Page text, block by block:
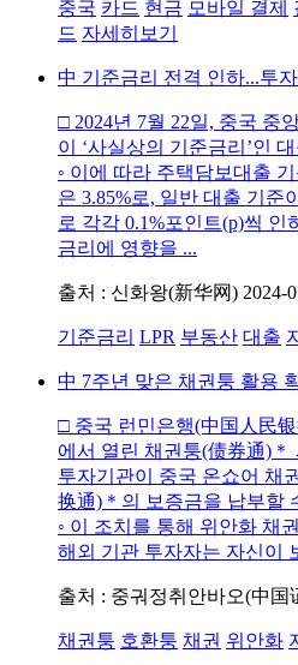
중국 카드 현금 모바일 결제
드 자세히보기
中 기준금리 전격 인하...투
□ 2024년 7월 22일, 중국 중
이 ‘사실상의 기준금리’인
◦ 이에 따라 주택담보대출
은 3.85%로, 일반 대출 기준
로 각각 0.1%포인트(p)씩 인
금리에 영향을 ...
출처 : 신화왕(新华网) 2024-
기준금리 LPR 부동산 대출
中 7주년 맞은 채권퉁 활용
□ 중국 런민은행(中国人民
에서 열린 채권퉁(债券通)＊
투자기관이 중국 온쇼어 채
换通)＊의 보증금을 납부할
◦ 이 조치를 통해 위안화 채
해외 기관 투자자는 자신이
출처 : 중궈정취안바오(中国
채권퉁 호환퉁 채권 위안화